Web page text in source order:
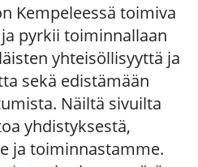
Kempeleessä toimiva
pyrkii toiminnallaan
yhteisöllisyyttä ja
sekä edistämään
Näiltä sivuilta
yhdistyksestä,
ja toiminnastamme.